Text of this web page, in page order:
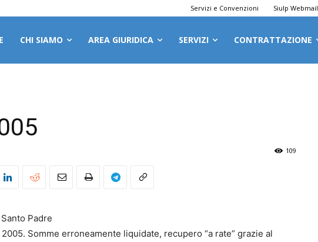
Servizi e Convenzioni Siulp Webmail
CHI SIAMO AREA GIURIDICA SERVIZI CONTRATTAZIONE
109
Padre
Somme erroneamente liquidate, recupero “a rate” grazie al